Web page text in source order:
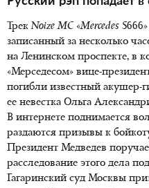
ТрекNoize MC «Mercedes S
записанный за несколько
на Ленинском проспекте, в
«Мерседесом» вице-
погибли известный акушер-
ее невестка Ольга
В интернете поднимается
раздаются призывы к
Президент Медведев
расследование этого дела
Гагаринский суд Москвы